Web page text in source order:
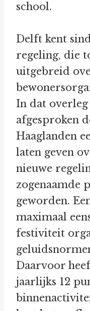
school.
Delft kent
regeling, die
uitgebreid
In dat
afgesproken
Haaglanden
laten geven
nieuwe
zogenaamde
geworden.
maximaal
festiviteit
Daarvoor
jaarlijks 12